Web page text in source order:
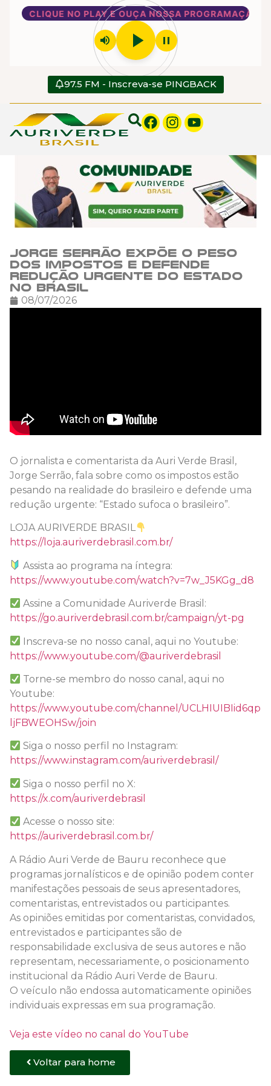
CLIQUE NO PLAY E OUÇA NOSSA PROGRAMAÇÃO
volume_up play_arrow pause
97.5 FM - Inscreva-se PINGBACK
Jorge Serrão expõe o peso
dos impostos e defende
redução urgente do Estado
no Brasil
08/07/2026
O jornalista e comentarista da Auri Verde Brasil,
Jorge Serrão, fala sobre como os impostos estão
pesando na realidade do brasileiro e defende uma
redução urgente: “Estado sufoca o brasileiro”.
LOJA AURIVERDE BRASIL
https://loja.auriverdebrasil.com.br/
Assista ao programa na íntegra:
https://www.youtube.com/watch?v=7w_J5KGg_d8
Assine a Comunidade Auriverde Brasil:
https://go.auriverdebrasil.com.br/campaign/yt-pg
Inscreva-se no nosso canal, aqui no Youtube:
https://www.youtube.com/@auriverdebrasil
Torne-se membro do nosso canal, aqui no
Youtube:
https://www.youtube.com/channel/UCLHIUIBIid6qp
ljFBWEOHSw/join
Siga o nosso perfil no Instagram:
https://www.instagram.com/auriverdebrasil/
Siga o nosso perfil no X:
https://x.com/auriverdebrasil
Acesse o nosso site:
https://auriverdebrasil.com.br/
A Rádio Auri Verde de Bauru reconhece que
programas jornalísticos e de opinião podem conter
manifestações pessoais de seus apresentadores,
comentaristas, entrevistados ou participantes.
As opiniões emitidas por comentaristas, convidados,
entrevistados e participantes são de
responsabilidade exclusiva de seus autores e não
representam, necessariamente, o posicionamento
institucional da Rádio Auri Verde de Bauru.
O veículo não endossa automaticamente opiniões
individuais expressas em sua programação.
Veja este vídeo no canal do YouTube
Voltar para home